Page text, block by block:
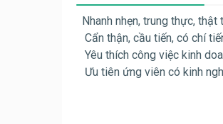
Nhanh nhẹn, trung thực, thật
Cẩn thận, cầu tiến, có chí
Yêu thích công việc kinh
Ưu tiên ứng viên có kinh